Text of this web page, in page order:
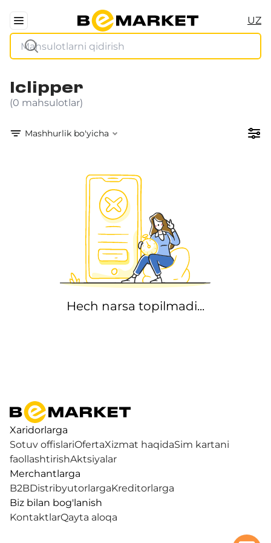
UZ
Iclipper
(0 mahsulotlar)
Mashhurlik bo'yicha
Hech narsa topilmadi...
Xaridorlarga
Sotuv offislariOfertaXizmat haqidaSim kartani
faollashtirishAktsiyalar
Merchantlarga
B2BDistribyutorlargaKreditorlarga
Biz bilan bog'lanish
KontaktlarQayta aloqa